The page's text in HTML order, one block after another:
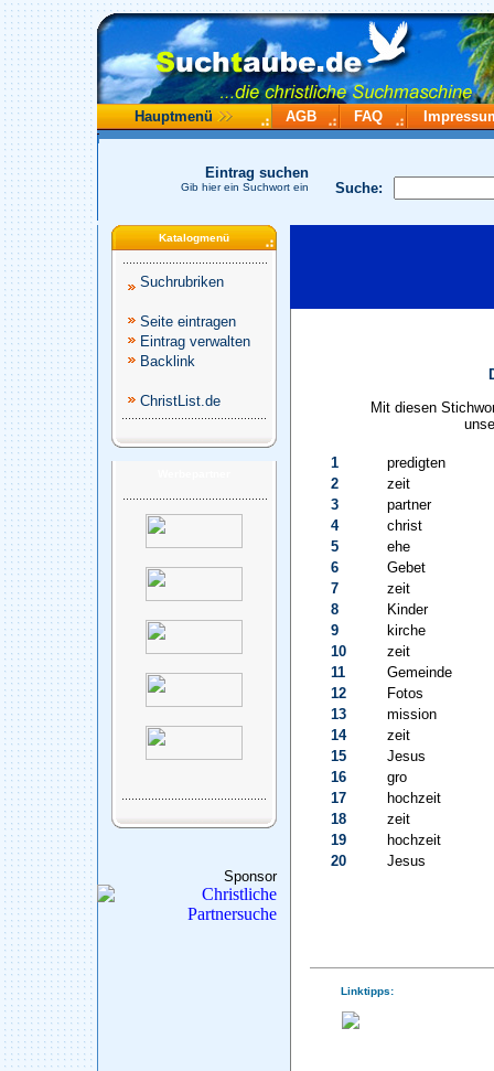
Hauptmenü AGB FAQ
Suche:
Eintrag suchen
Gib hier ein Suchwort ein
Katalogmenü
Suchrubriken
Seite eintragen
Eintrag verwalten
Backlink
ChristList.de
Sponsor
Mit diesen
1
predigten
2
zeit
3
partner
4
christ
5
ehe
6
Gebet
7
zeit
8
Kinder
9
kirche
10
zeit
11
Gemeinde
12
Fotos
13
mission
14
zeit
15
Jesus
16
gro
17
hochzeit
18
zeit
19
hochzeit
20
Jesus
Linktipps: